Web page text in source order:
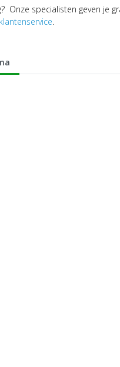
Onze specialisten geven je
.